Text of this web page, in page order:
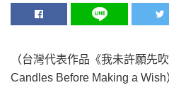
（台灣代表作品《我未許願先
Candles Before Making a